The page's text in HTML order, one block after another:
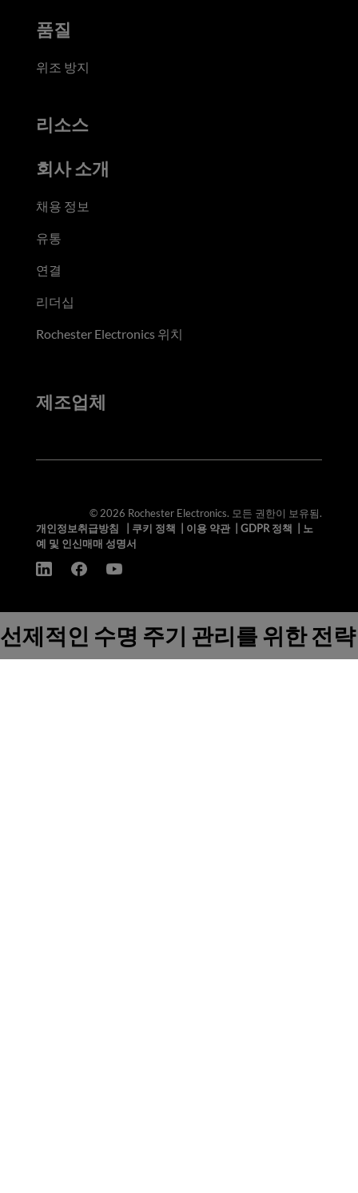
품질
위조 방지
리소스
회사 소개
채용 정보
유통
연결
리더십
Rochester Electronics 위치
제조업체
© 2026 Rochester Electronics. 모든 권한이 보유됨.
개인정보취급방침
쿠키 정책 이용 약관| GDPR 정책
노
예 및 인신매매 성명서
선제적인 수명 주기 관리를 위한 전략